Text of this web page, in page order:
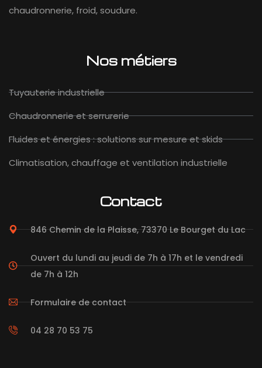
chaudronnerie, froid, soudure.
Nos métiers
Tuyauterie industrielle
Chaudronnerie et serrurerie
Fluides et énergies : solutions sur mesure et skids
Climatisation, chauffage et ventilation industrielle
Contact
846 Chemin de la Plaisse, 73370 Le Bourget du Lac
Ouvert du lundi au jeudi de 7h à 17h et le vendredi
de 7h à 12h
Formulaire de contact
04 28 70 53 75